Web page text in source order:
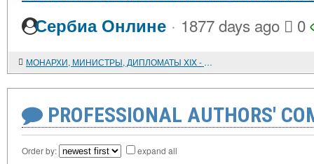
Сербиа Онлине · 1877 days ago 0
МОНАРХИ, МИНИСТРЫ, ДИПЛОМАТЫ XIX - НАЧАЛА XX века. Политические портреты, выполненные профессором Санкт-Петербургского университета К. Б. ВИНОГРАДОВЫМ и его учениками
PROFESSIONAL AUTHORS'
Order by: expand all